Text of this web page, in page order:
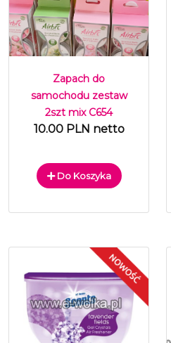
Zapach do
samochodu zestaw
2szt mix C654
10.00 PLN netto
Do Koszyka